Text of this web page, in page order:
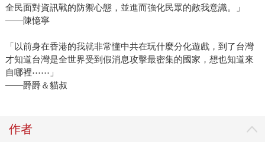
全民面對資訊戰的防禦心態，並進而強化民眾的敵我意識。」
——陳憶寧
「以前身在香港的我就非常懂中共在玩什麼分化遊戲，到了台灣
才知道台灣是全世界受到假消息攻擊最密集的國家，想也知道來
自哪裡⋯⋯」
——爵爵＆貓叔
作者